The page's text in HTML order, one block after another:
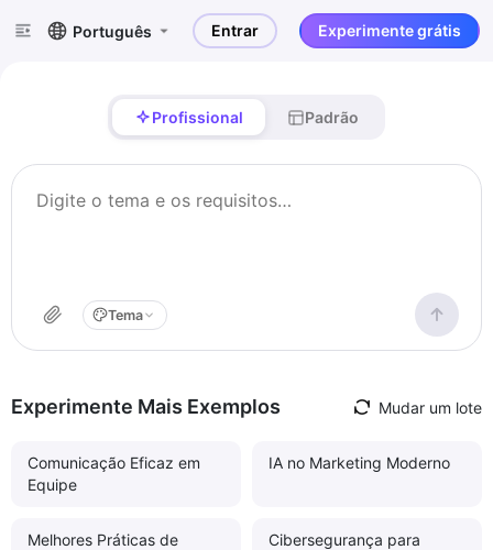
Português Entrar Experimente grátis
Profissional Padrão
Tema
Experimente Mais Exemplos Mudar um lote
Comunicação Eficaz em
Equipe
IA no Marketing Moderno
Melhores Práticas de
Cibersegurança para